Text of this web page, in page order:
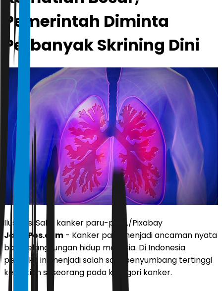
Pemerintah Diminta
Perbanyak Skrining Dini
Ilustrasi Sakit kanker paru-paru./Pixabay
JawaPos.com - Kanker paru menjadi ancaman nyata
bagi kelangsungan hidup manusia. Di Indonesia
penyakit ini menjadi salah satu penyumbang tertinggi
kematian seseorang pada kategori kanker.